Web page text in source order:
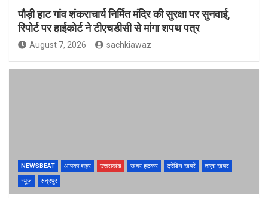
पौड़ी हाट गांव शंकराचार्य निर्मित मंदिर की सुरक्षा पर सुनवाई,
रिपोर्ट पर हाईकोर्ट ने टीएचडीसी से मांगा शपथ पत्र
August 7, 2026 sachkiawaz
NEWSBEAT आपका शहर उत्तराखंड खबर हटकर ट्रेंडिंग खबरें
ताज़ा ख़बर
न्यूज़
रुद्रपुर